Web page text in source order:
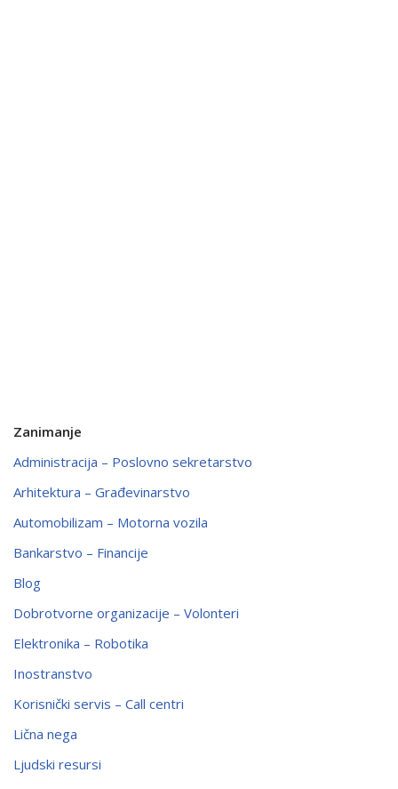
Zanimanje
Administracija – Poslovno sekretarstvo
Arhitektura – Građevinarstvo
Automobilizam – Motorna vozila
Bankarstvo – Financije
Blog
Dobrotvorne organizacije – Volonteri
Elektronika – Robotika
Inostranstvo
Korisnički servis – Call centri
Lična nega
Ljudski resursi